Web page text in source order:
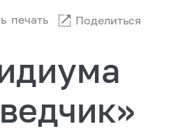
печать Поделиться